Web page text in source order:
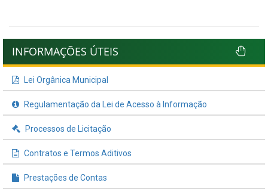
INFORMAÇÕES ÚTEIS
Lei Orgânica Municipal
Regulamentação da Lei de Acesso à Informação
Processos de Licitação
Contratos e Termos Aditivos
Prestações de Contas